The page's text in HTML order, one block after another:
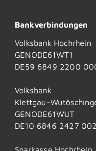
Bankverbindungen
Volksbank Hochrhein
GENODE61WT1
DE59 6849 2200
Volksbank
Klettgau-
GENODE61WUT
DE10 6846 2427